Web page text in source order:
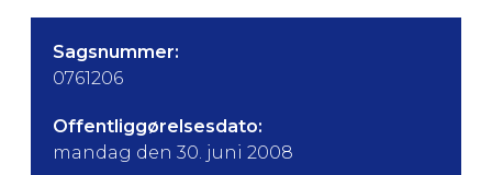
Sagsnummer:
0761206
Offentliggørelsesdato:
mandag den 30. juni 2008